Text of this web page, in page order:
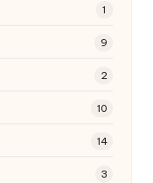
1
9
2
10
14
3